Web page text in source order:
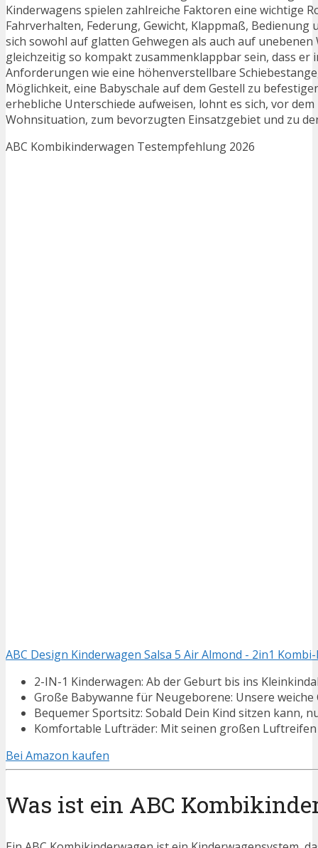
Kinderwagens spielen zahlreiche Faktoren eine wichtige
Fahrverhalten, Federung, Gewicht, Klappmaß,
sich sowohl auf glatten Gehwegen als auch auf
gleichzeitig so kompakt zusammenklappbar sein, dass
Anforderungen wie eine höhenverstellbare
Möglichkeit, eine Babyschale auf dem Gestell zu
erhebliche Unterschiede aufweisen, lohnt es sich, vor
Wohnsituation, zum bevorzugten Einsatzgebiet und zu
ABC Kombikinderwagen Testempfehlung 2026
ABC Design Kinderwagen Salsa 5 Air Almond - 2in1
2-IN-1 Kinderwagen: Ab der Geburt bis ins
Große Babywanne für Neugeborene: Unsere
Bequemer Sportsitz: Sobald Dein Kind sitzen kann,
Komfortable Lufträder: Mit seinen großen Luftreifen
Bei Amazon kaufen
Was ist ein ABC